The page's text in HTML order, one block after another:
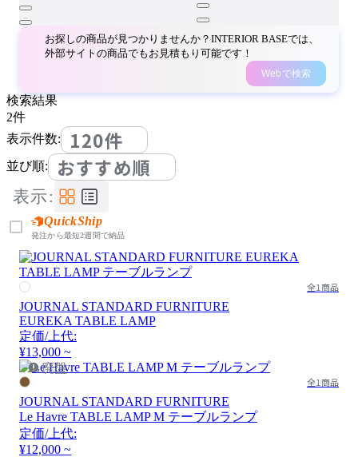
お探しの商品が見つかりませんか？INTERIOR BASEでは、
外部サイトの商品でもお見積もり可能です！
Webで検索
検索結果
2件
表示件数:
120件
並び順: おすすめ順
表示:
QuickShip
発注から最短2週間で納品
全1商品
JOURNAL STANDARD FURNITURE
EUREKA TABLE LAMP
定価/上代:
¥13,000 ~
廃盤
全1商品
JOURNAL STANDARD FURNITURE
Le Havre TABLE LAMP M テーブルランプ
定価/上代:
¥12,000 ~